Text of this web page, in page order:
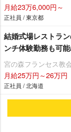
月給23万6,000円～
正社員 / 東京都
結婚式場レストラ
ンチ体験勤務も可
宮の森フランセス教
月給25万円～26万円
正社員 / 北海道